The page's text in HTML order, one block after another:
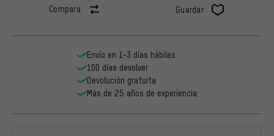
Compara Guardar
Envío en 1-3 días hábiles
100 días devolver
Devolución gratuita
Más de 25 años de experiencia